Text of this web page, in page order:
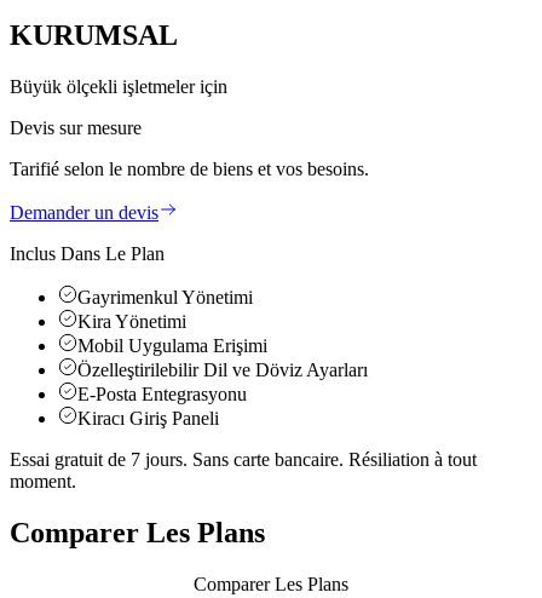
KURUMSAL
Büyük ölçekli işletmeler için
Devis sur mesure
Tarifié selon le nombre de biens et vos besoins.
Demander un devis
Inclus Dans Le Plan
Gayrimenkul Yönetimi
Kira Yönetimi
Mobil Uygulama Erişimi
Özelleştirilebilir Dil ve Döviz Ayarları
E-Posta Entegrasyonu
Kiracı Giriş Paneli
Essai gratuit de 7 jours. Sans carte bancaire. Résiliation à tout
moment.
Comparer Les Plans
Comparer Les Plans